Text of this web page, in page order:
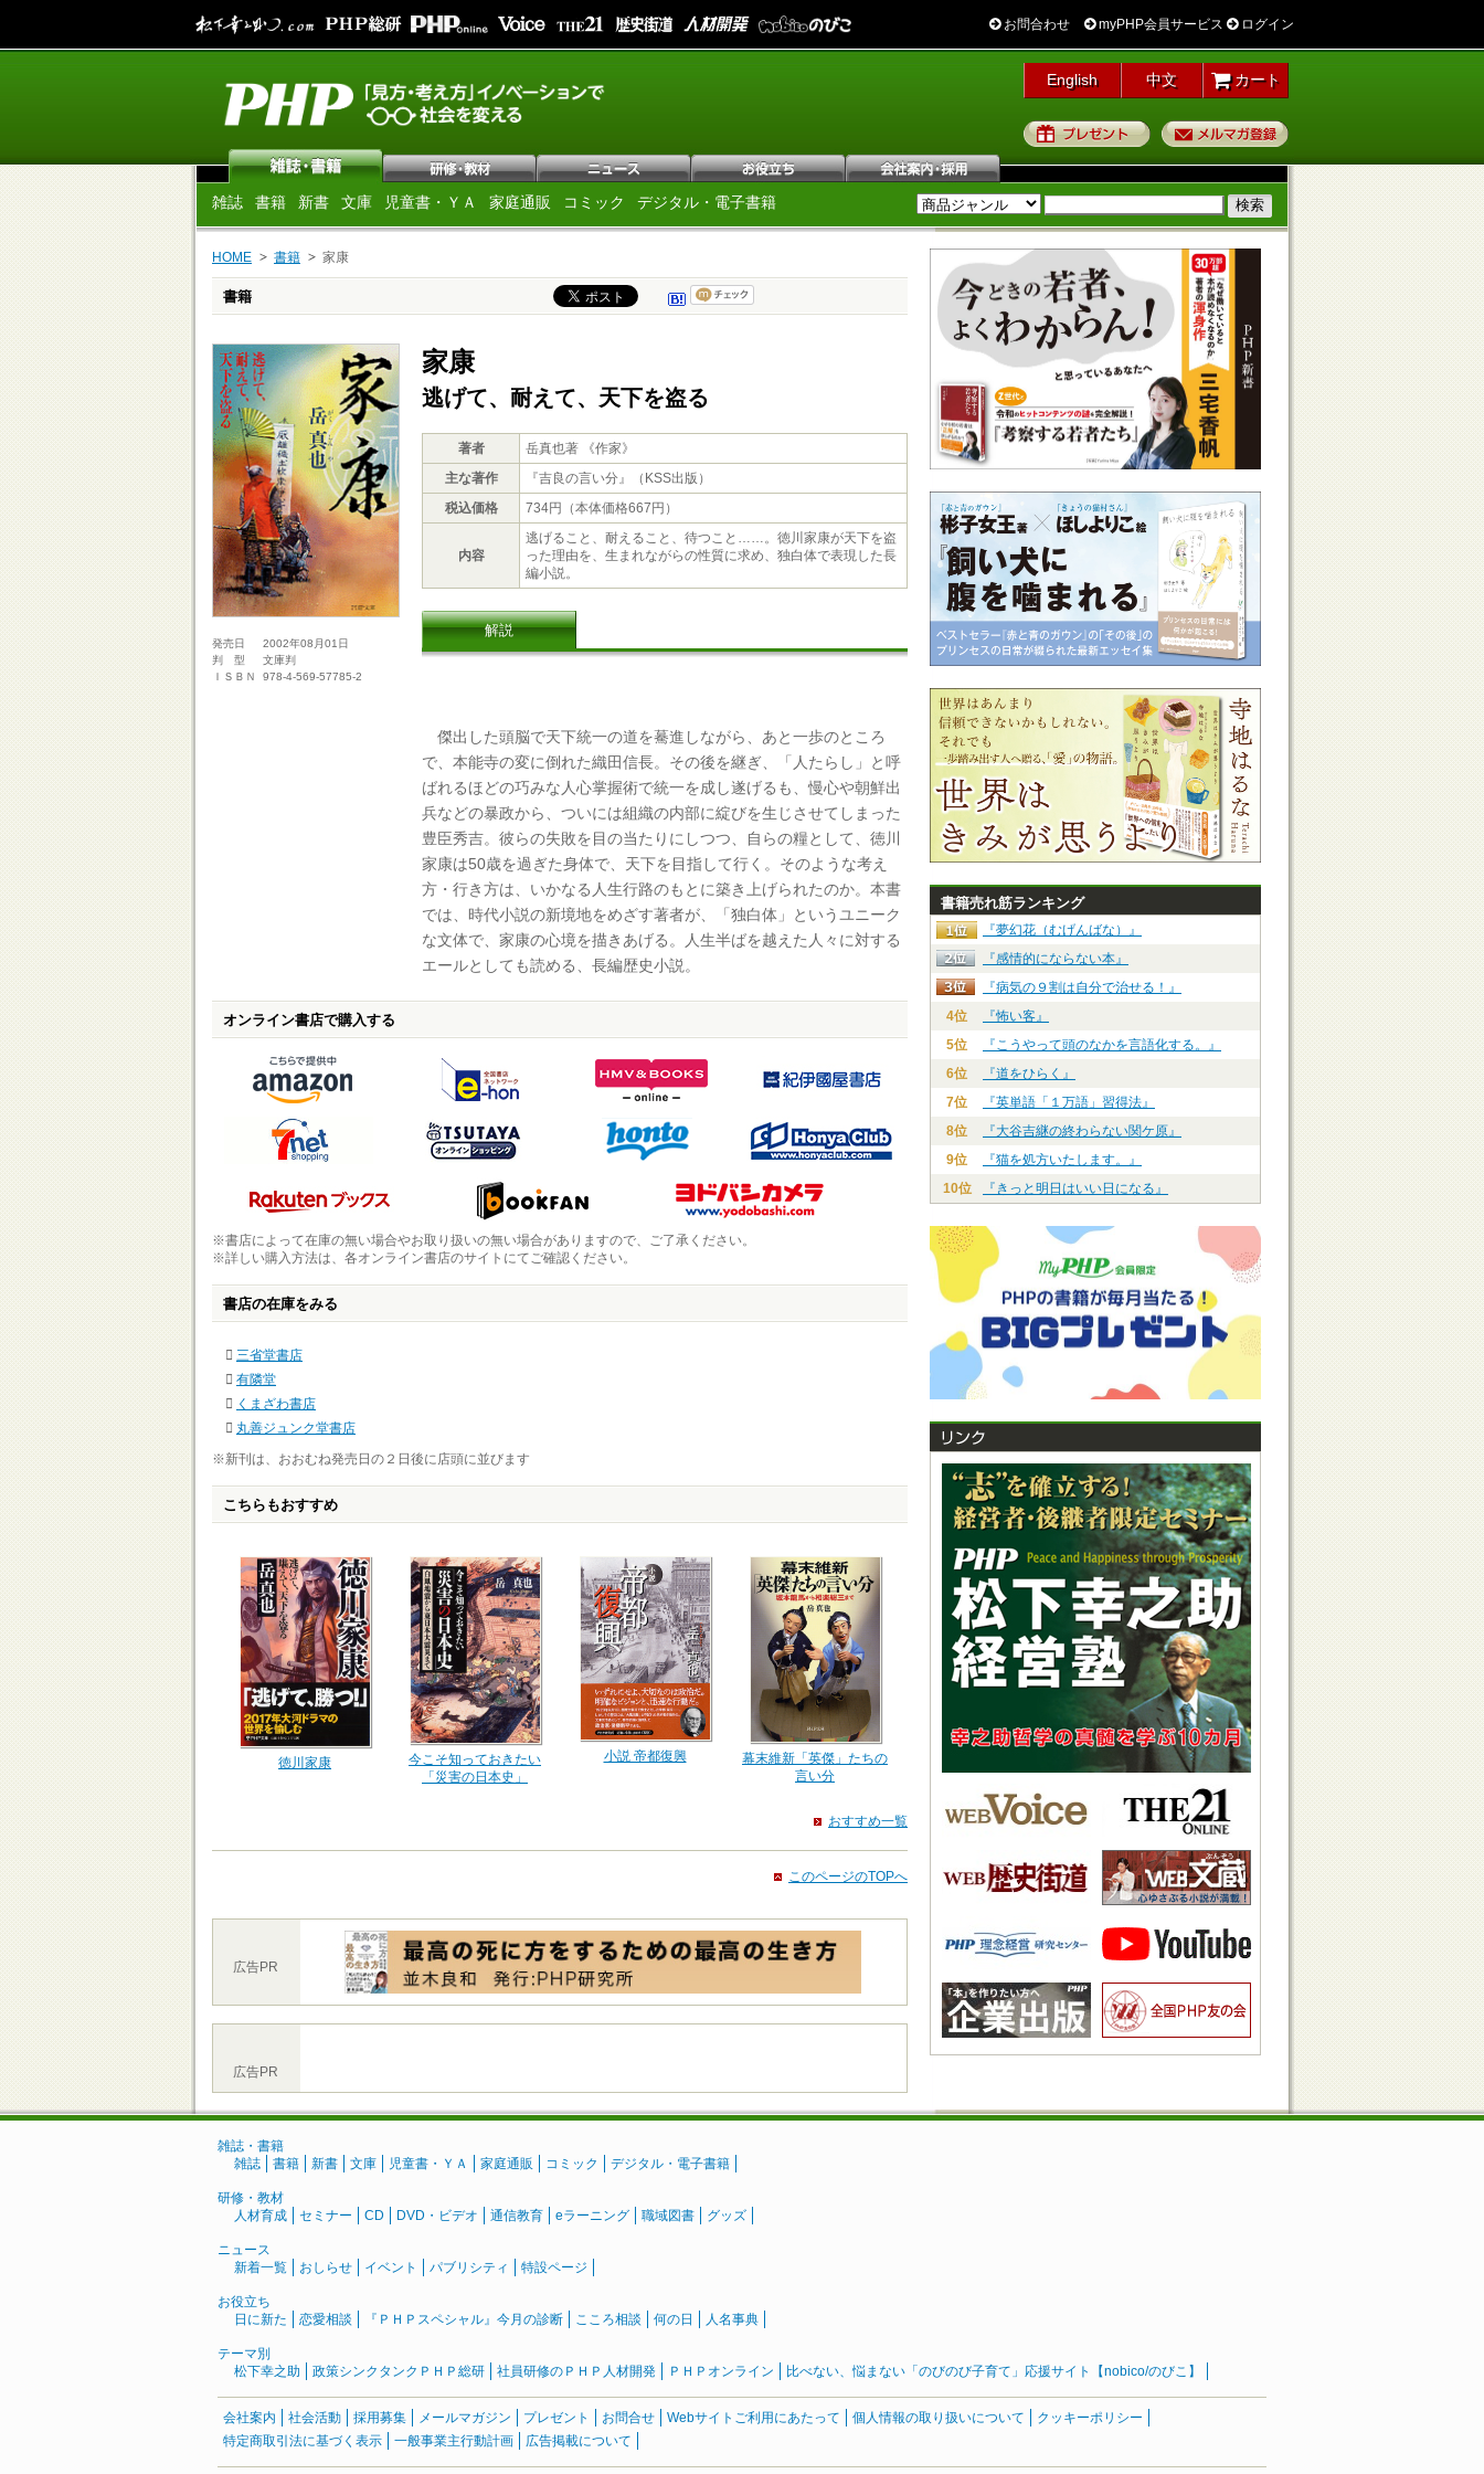
お問合わせ myPHP会員サービス ログイン
English 中文 カート
プレゼント
雑誌 書籍 新書 文庫 児童書・ＹＡ 家庭通販 コミック デジタル・電子書籍
HOME 書籍 家康
書籍
発売日
2002年08月01日
判 型
文庫判
ＩＳＢＮ
978-4-569-57785-2
家康
逃げて、耐えて、天下を盗る
著者
岳真也著 《作家》
主な著作
『吉良の言い分』（KSS出版）
税込価格
734円（本体価格667円）
内容
逃げること、耐えること、待つこと……。徳川家康が天下を盗
った理由を、生まれながらの性質に求め、独白体で表現した長
編小説。
解説
傑出した頭脳で天下統一の道を驀進しながら、あと一歩のところ
で、本能寺の変に倒れた織田信長。その後を継ぎ、「人たらし」と呼
ばれるほどの巧みな人心掌握術で統一を成し遂げるも、慢心や朝鮮出
兵などの暴政から、ついには組織の内部に綻びを生じさせてしまった
豊臣秀吉。彼らの失敗を目の当たりにしつつ、自らの糧として、徳川
家康は50歳を過ぎた身体で、天下を目指して行く。そのような考え
方・行き方は、いかなる人生行路のもとに築き上げられたのか。本書
では、時代小説の新境地をめざす著者が、「独白体」というユニーク
な文体で、家康の心境を描きあげる。人生半ばを越えた人々に対する
エールとしても読める、長編歴史小説。
オンライン書店で購入する
※書店によって在庫の無い場合やお取り扱いの無い場合がありますので、ご了承ください。
※詳しい購入方法は、各オンライン書店のサイトにてご確認ください。
書店の在庫をみる
三省堂書店
有隣堂
くまざわ書店
丸善ジュンク堂書店
※新刊は、おおむね発売日の２日後に店頭に並びます
こちらもおすすめ
徳川家康
今こそ知っておきたい
「災害の日本史」
小説 帝都復興
幕末維新「英傑」たちの
言い分
おすすめ一覧
このページのTOPへ
広告PR
広告PR
書籍売れ筋ランキング
『夢幻花（むげんばな）』
『感情的にならない本』
『病気の９割は自分で治せる！』
4位
『怖い客』
5位
『こうやって頭のなかを言語化する。』
6位
『道をひらく』
7位
『英単語「１万語」習得法』
8位
『大谷吉継の終わらない関ケ原』
9位
『猫を処方いたします。』
10位
『きっと明日はいい日になる』
雑誌・書籍
雑誌
書籍 新書 文庫 児童書・ＹＡ 家庭通販 コミック デジタル・電子書籍
研修・教材
人材育成
セミナー CD DVD・ビデオ 通信教育 eラーニング 職域図書 グッズ
ニュース
新着一覧
おしらせ イベント パブリシティ 特設ページ
お役立ち
日に新た
恋愛相談 『ＰＨＰスペシャル』今月の診断 こころ相談 何の日 人名事典
テーマ別
松下幸之助
政策シンクタンクＰＨＰ総研 社員研修のＰＨＰ人材開発 ＰＨＰオンライン 比べない、悩まない「のびのび子育て」応援サイト【nobico/のびこ】
会社案内 社会活動 採用募集 メールマガジン プレゼント お問合せ Webサイトご利用にあたって 個人情報の取り扱いについて
クッキーポリシー
特定商取引法に基づく表示
一般事業主行動計画 広告掲載について